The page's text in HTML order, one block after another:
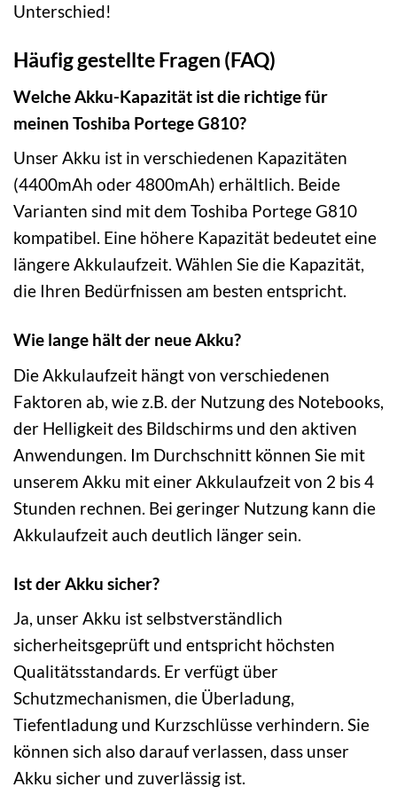
Unterschied!
Häufig gestellte Fragen (FAQ)
Welche Akku-Kapazität ist die richtige für
meinen Toshiba Portege G810?
Unser Akku ist in verschiedenen Kapazitäten
(4400mAh oder 4800mAh) erhältlich. Beide
Varianten sind mit dem Toshiba Portege G810
kompatibel. Eine höhere Kapazität bedeutet eine
längere Akkulaufzeit. Wählen Sie die Kapazität,
die Ihren Bedürfnissen am besten entspricht.
Wie lange hält der neue Akku?
Die Akkulaufzeit hängt von verschiedenen
Faktoren ab, wie z.B. der Nutzung des Notebooks,
der Helligkeit des Bildschirms und den aktiven
Anwendungen. Im Durchschnitt können Sie mit
unserem Akku mit einer Akkulaufzeit von 2 bis 4
Stunden rechnen. Bei geringer Nutzung kann die
Akkulaufzeit auch deutlich länger sein.
Ist der Akku sicher?
Ja, unser Akku ist selbstverständlich
sicherheitsgeprüft und entspricht höchsten
Qualitätsstandards. Er verfügt über
Schutzmechanismen, die Überladung,
Tiefentladung und Kurzschlüsse verhindern. Sie
können sich also darauf verlassen, dass unser
Akku sicher und zuverlässig ist.